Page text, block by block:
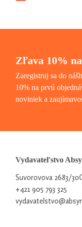
Zľava 10%
Zaregistruj sa do
10% na prvú
noviniek a
Vydavateľstvo
Suvorovova 2683/
+421 905 793 325